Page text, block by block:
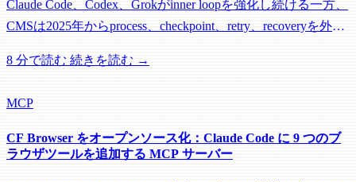
Claude Code、Codex、Grokがinner loopを強化し続ける一方、
CMSは2025年からprocess、checkpoint、retry、recoveryを外部
はそこにある。
8 分で読む 続きを読む →
MCP
CF Browser をオープンソース化：Claude Code に 9 つのブ
ラウザツールを追加する MCP サーバー